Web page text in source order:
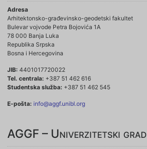
Adresa
Arhitektonsko-građevinsko-geodetski fakultet
Bulevar vojvode Petra Bojovića 1A
78 000 Banja Luka
Republika Srpska
Bosna i Hercegovina
JIB: 4401017720022
Tel. centrala: +387 51 462 616
Studentska služba: +387 51 462 545
E-pošta: info@aggf.unibl.org
AGGF – Univerzitetski grad